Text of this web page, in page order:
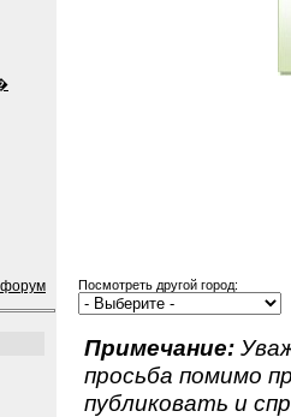
Посмотреть другой город:
Примечание:
просьба помимо
публиковать и